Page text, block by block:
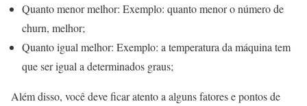
Quanto menor melhor: Exemplo: quanto menor o número de
churn, melhor;
Quanto igual melhor: Exemplo: a temperatura da máquina tem
que ser igual a determinados graus;
Além disso, você deve ficar atento a alguns fatores e pontos de